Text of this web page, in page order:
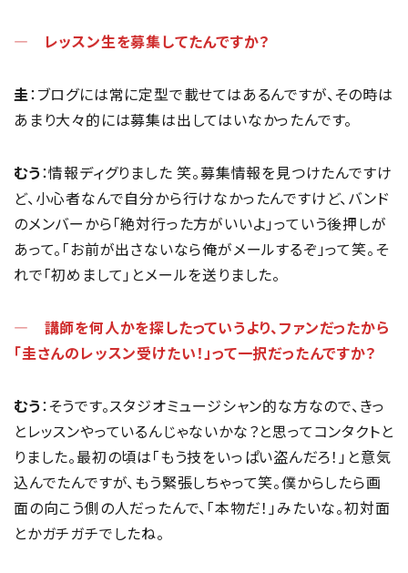
― レッスン生を募集してたんですか？
圭：ブログには常に定型で載せてはあるんですが、その時は
あまり大々的には募集は出してはいなかったんです。
むう：情報ディグりました 笑。募集情報を見つけたんですけ
ど、小心者なんで自分から行けなかったんですけど、バンド
のメンバーから「絶対行った方がいいよ」っていう後押しが
あって。「お前が出さないなら俺がメールするぞ」って笑。そ
れで「初めまして」とメールを送りました。
― 講師を何人かを探したっていうより、ファンだったから
「圭さんのレッスン受けたい！」って一択だったんですか？
むう：そうです。スタジオミュージシャン的な方なので、きっ
とレッスンやっているんじゃないかな？と思ってコンタクトと
りました。最初の頃は「もう技をいっぱい盗んだろ！」と意気
込んでたんですが、もう緊張しちゃって笑。僕からしたら画
面の向こう側の人だったんで、「本物だ！」みたいな。初対面
とかガチガチでしたね。